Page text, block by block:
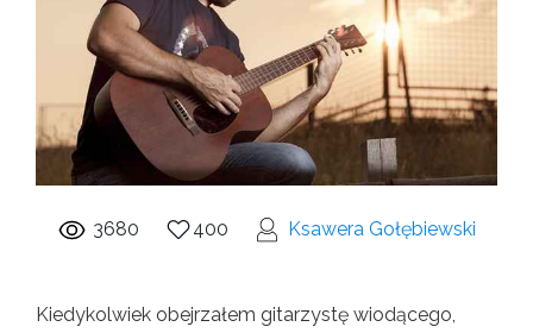
3680 400 Ksawera Gołębiewski
Kiedykolwiek obejrzałem gitarzystę wiodącego,